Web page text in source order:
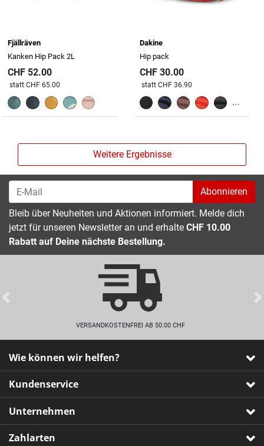
Fjällräven
Kanken Hip Pack 2L
CHF 52.00
Preis reduziert von
statt CHF 65.00
Dakine
Hip pack
CHF 30.00
Preis reduziert von
statt CHF 36.90
...
Weitere Ergebnisse
Abonnieren
Bleib über Neuheiten und Aktionen informiert. Melde dich
jetzt für unseren Newsletter an und erhalte CHF 10.00
Rabatt auf Deine nächste Bestellung.
VERSANDKOSTENFREI AB 50.00 CHF
Previous
Wie können wir helfen?
Kundenservice
Unternehmen
Zahlarten